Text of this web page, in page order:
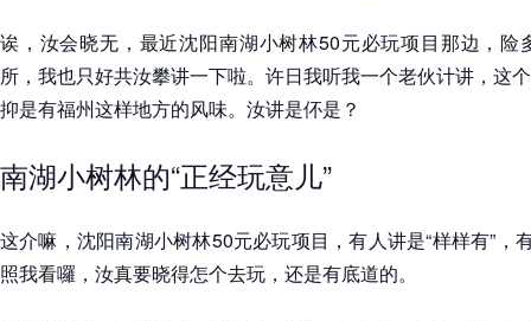
诶，汝会晓无，最近沈阳南湖小树林50元必玩项目那边，险
所，我也只好共汝攀讲一下啦。许日我听我一个老伙计讲，这
抑是有福州这样地方的风味。汝讲是伓是？
南湖小树林的“正经玩意儿”
这介嘛，沈阳南湖小树林50元必玩项目，有人讲是“样样有”，
照我看囉，汝真要晓得怎个去玩，还是有底道的。